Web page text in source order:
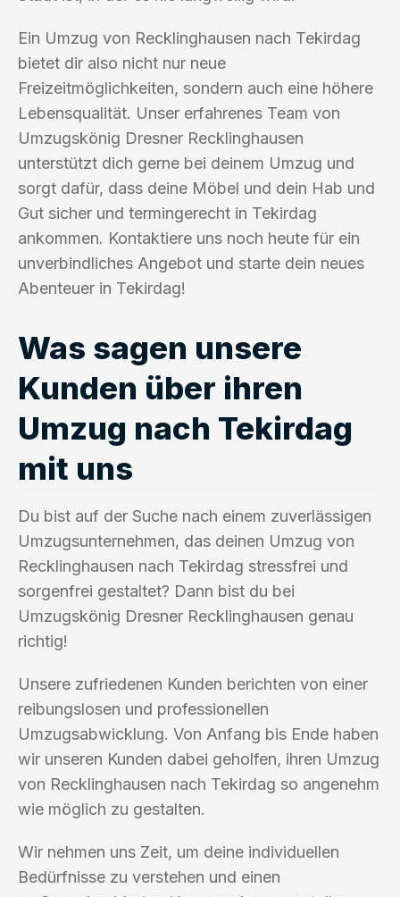
Ein Umzug von Recklinghausen nach Tekirdag
bietet dir also nicht nur neue
Freizeitmöglichkeiten, sondern auch eine höhere
Lebensqualität. Unser erfahrenes Team von
Umzugskönig Dresner Recklinghausen
unterstützt dich gerne bei deinem Umzug und
sorgt dafür, dass deine Möbel und dein Hab und
Gut sicher und termingerecht in Tekirdag
ankommen. Kontaktiere uns noch heute für ein
unverbindliches Angebot und starte dein neues
Abenteuer in Tekirdag!
Was sagen unsere
Kunden über ihren
Umzug nach Tekirdag
mit uns
Du bist auf der Suche nach einem zuverlässigen
Umzugsunternehmen, das deinen Umzug von
Recklinghausen nach Tekirdag stressfrei und
sorgenfrei gestaltet? Dann bist du bei
Umzugskönig Dresner Recklinghausen genau
richtig!
Unsere zufriedenen Kunden berichten von einer
reibungslosen und professionellen
Umzugsabwicklung. Von Anfang bis Ende haben
wir unseren Kunden dabei geholfen, ihren Umzug
von Recklinghausen nach Tekirdag so angenehm
wie möglich zu gestalten.
Wir nehmen uns Zeit, um deine individuellen
Bedürfnisse zu verstehen und einen